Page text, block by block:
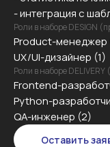
- интеграция с
Роли в наборе DESIGN
Product-менеджер
UX/UI-дизайнер (1)
Роли в наборе
Frontend-
Python-
QA-инженер (2)
Оставить